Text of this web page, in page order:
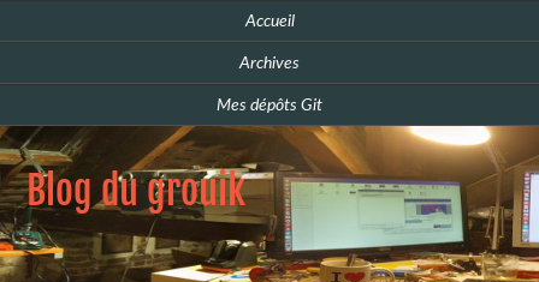
Accueil
Archives
Mes dépôts Git
Blog du grouik